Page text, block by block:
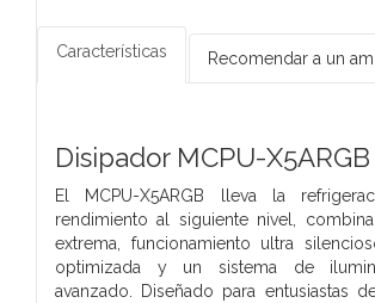
Características Recomendar a un
Disipador MCPU-X5ARGB
El MCPU-X5ARGB lleva la
rendimiento al siguiente nivel,
extrema, funcionamiento ultra
optimizada y un sistema de
avanzado. Diseñado para entusiastas